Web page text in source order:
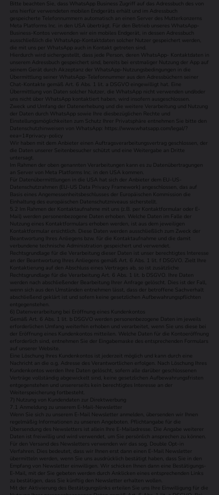
Bitte beachten Sie, dass WhatsApp Business Zugriff auf das Adressbuch des von
uns hierfür verwendeten mobilen Endgeräts erhält und im Adressbuch
gespeicherte Telefonnummern automatisch an einen Server des Mutterkonzerns
Meta Platforms Inc. in den USA überträgt. Für den Betrieb unseres WhatsApp-
Business-Kontos verwenden wir ein mobiles Endgerät, in dessen Adressbuch
ausschließlich die WhatsApp-Kontaktdaten solcher Nutzer gespeichert werden,
die mit uns per WhatsApp auch in Kontakt getreten sind.
Hierdurch wird sichergestellt, dass jede Person, deren WhatsApp- Kontaktdaten in
unserem Adressbuch gespeichert sind, bereits bei erstmaliger Nutzung der App auf
seinem Gerät durch Akzeptanz der WhatsApp-Nutzungsbedingungen in die
Übermittlung seiner WhatsApp-Telefonnummer aus den Adressbüchern seiner
Chat-Kontakte gemäß Art. 6 Abs. 1 lit. a DSGVO eingewilligt hat. Eine
Übermittlung von Daten solcher Nutzer, die WhatsApp nicht verwenden und/oder
uns nicht über WhatsApp kontaktiert haben, wird insofern ausgeschlossen.
Zweck und Umfang der Datenerhebung und die weitere Verarbeitung und Nutzung
der Daten durch WhatsApp sowie Ihre diesbezüglichen Rechte und
Einstellungsmöglichkeiten zum Schutz Ihrer Privatsphäre entnehmen Sie bitte den
Datenschutzhinweisen von WhatsApp: https://www.whatsapp.com/legal/?
eea=1#privacy-policy
Wir haben mit dem Anbieter einen Auftragsverarbeitungsvertrag geschlossen, der
die Daten unserer Seitenbesucher schützt und eine Weitergabe an Dritte
untersagt.
Im Rahmen der oben genannten Verarbeitungen kann es zu Datenübertragungen
an Server von Meta Platforms Inc. in den USA kommen.
Für Datenübermittlungen in die USA hat sich der Anbieter dem EU-US-
Datenschutzrahmen (EU-US Data Privacy Framework) angeschlossen, das auf
Basis eines Angemessenheitsbeschlusses der Europäischen Kommission die
Einhaltung des europäischen Datenschutzniveaus sicherstellt.
5.2 Im Rahmen der Kontaktaufnahme mit uns (z.B. per Kontaktformular oder E-
Mail) werden personenbezogene Daten erhoben. Welche Daten im Falle der
Nutzung eines Kontaktformulars erhoben werden, ist aus dem jeweiligen
Kontaktformular ersichtlich. Diese Daten werden ausschließlich zum Zweck der
Beantwortung Ihres Anliegens bzw. für die Kontaktaufnahme und die damit
verbundene technische Administration gespeichert und verwendet.
Rechtsgrundlage für die Verarbeitung dieser Daten ist unser berechtigtes Interesse
an der Beantwortung Ihres Anliegens gemäß Art. 6 Abs. 1 lit. f DSGVO. Zielt Ihre
Kontaktierung auf den Abschluss eines Vertrages ab, so ist zusätzliche
Rechtsgrundlage für die Verarbeitung Art. 6 Abs. 1 lit. b DSGVO. Ihre Daten
werden nach abschließender Bearbeitung Ihrer Anfrage gelöscht. Dies ist der Fall,
wenn sich aus den Umständen entnehmen lässt, dass der betroffene Sachverhalt
abschließend geklärt ist und sofern keine gesetzlichen Aufbewahrungspflichten
entgegenstehen.
6) Datenverarbeitung bei Eröffnung eines Kundenkontos
Gemäß Art. 6 Abs. 1 lit. b DSGVO werden personenbezogene Daten im jeweils
erforderlichen Umfang weiterhin erhoben und verarbeitet, wenn Sie uns diese bei
der Eröffnung eines Kundenkontos mitteilen. Welche Daten für die Kontoeröffnung
erforderlich sind, entnehmen Sie der Eingabemaske des entsprechenden Formulars
auf unserer Website.
Eine Löschung Ihres Kundenkontos ist jederzeit möglich und kann durch eine
Nachricht an die o.g. Adresse des Verantwortlichen erfolgen. Nach Löschung Ihres
Kundenkontos werden Ihre Daten gelöscht, sofern alle darüber geschlossenen
Verträge vollständig abgewickelt sind, keine gesetzlichen Aufbewahrungsfristen
entgegenstehen und unsererseits kein berechtigtes Interesse an der
Weiterspeicherung fortbesteht.
7) Nutzung von Kundendaten zur Direktwerbung
7.1 Anmeldung zu unserem E-Mail-Newsletter
Wenn Sie sich zu unserem E-Mail Newsletter anmelden, übersenden wir Ihnen
regelmäßig Informationen zu unseren Angeboten. Pflichtangabe für die
Übersendung des Newsletters ist allein Ihre E-Mailadresse. Die Angabe weiterer
Daten ist freiwillig und wird verwendet, um Sie persönlich ansprechen zu können.
Für den Versand des Newsletters verwenden wir das sog. Double Opt-in
Verfahren. Dies bedeutet, dass wir Ihnen erst dann einen E-Mail Newsletter
übermitteln werden, wenn Sie uns ausdrücklich bestätigt haben, dass Sie in den
Empfang von Newsletter einwilligen. Wir schicken Ihnen dann eine Bestätigungs-
E-Mail, mit der Sie gebeten werden durch Anklicken eines entsprechenden Links
zu bestätigen, dass Sie künftig den Newsletter erhalten wollen.
Mit der Aktivierung des Bestätigungslinks erteilen Sie uns Ihre Einwilligung für die